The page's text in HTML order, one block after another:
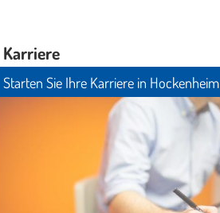
Karriere
Starten Sie Ihre Karriere in Hockenheim